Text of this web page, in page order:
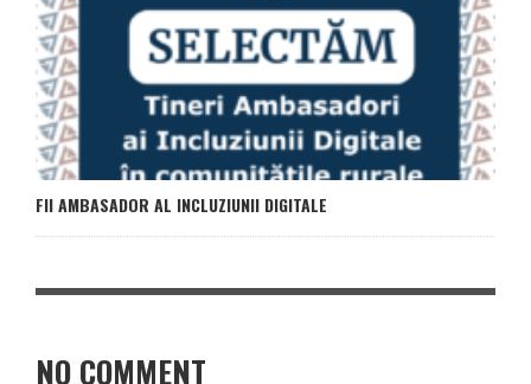
FII AMBASADOR AL INCLUZIUNII DIGITALE
NO COMMENT